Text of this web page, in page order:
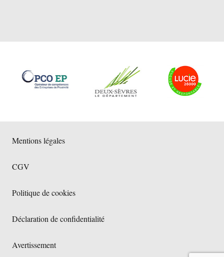
Mentions légales
CGV
Politique de cookies
Déclaration de confidentialité
Avertissement